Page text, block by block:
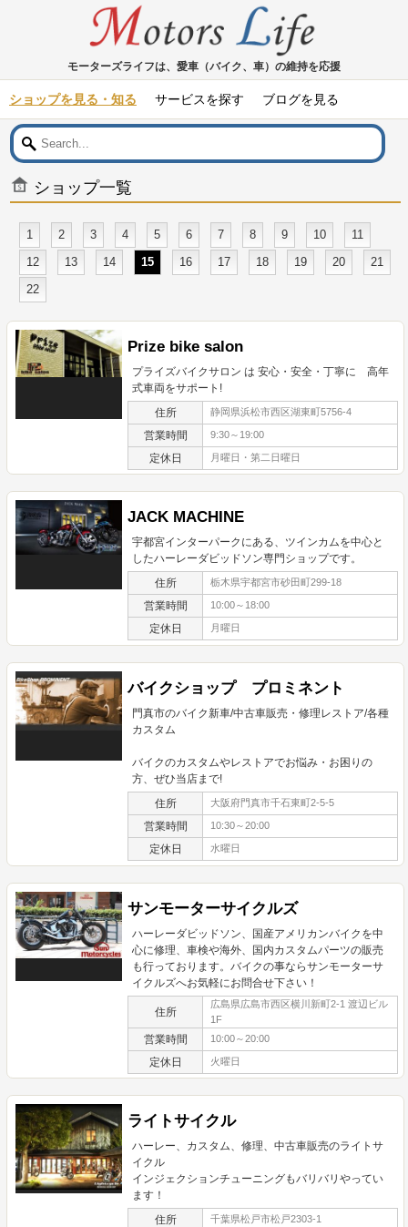
モーターズライフは、愛車（バイク、車）の維持を応援
ショップを見る・知る サービスを探す ブログを見る
ショップ一覧
1 2 3 4 5 6 7 8 9 10
11
12
13 14 15 16 17 18 19 20
21
22
Prize bike salon
プライズバイクサロン は 安心・安全・丁寧に 高年
式車両をサポート!
住所 静岡県浜松市西区湖東町5756-4
営業時間 9:30～19:00
定休日 月曜日・第二日曜日
JACK MACHINE
宇都宮インターパークにある、ツインカムを中心と
したハーレーダビッドソン専門ショップです。
住所 栃木県宇都宮市砂田町299-18
営業時間 10:00～18:00
定休日 月曜日
バイクショップ プロミネント
門真市のバイク新車/中古車販売・修理レストア/各種
カスタム
バイクのカスタムやレストアでお悩み・お困りの
方、ぜひ当店まで!
住所 大阪府門真市千石東町2-5-5
営業時間 10:30～20:00
定休日 水曜日
サンモーターサイクルズ
ハーレーダビッドソン、国産アメリカンバイクを中
心に修理、車検や海外、国内カスタムパーツの販売
も行っております。バイクの事ならサンモーターサ
イクルズへお気軽にお問合せ下さい！
住所
広島県広島市西区横川新町2-1 渡辺ビル
1F
営業時間 10:00～20:00
定休日 火曜日
ライトサイクル
ハーレー、カスタム、修理、中古車販売のライトサ
イクル
インジェクションチューニングもバリバリやってい
ます！
住所 千葉県松戸市松戸2303-1